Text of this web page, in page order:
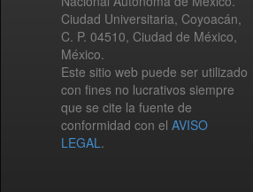
Ciudad Universitaria, Coyoacán,
C. P. 04510, Ciudad de México,
México.
Este sitio web puede ser utilizado
con fines no lucrativos siempre
que se cite la fuente de
conformidad con el AVISO
LEGAL.